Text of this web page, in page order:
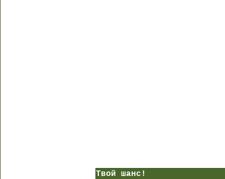
Твой шанс!